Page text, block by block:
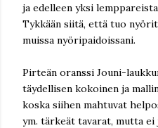
ja edelleen yksi
Tykkään siitä, että tuo
muissa nyöripaidoissani.
Pirteän oranssi Jouni-
täydellisen kokoinen ja
koska siihen mahtuvat
ym. tärkeät tavarat, mutta ei